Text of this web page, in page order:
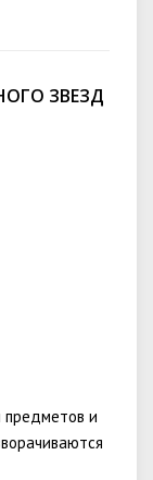
ЗВЕЗД
предметов и